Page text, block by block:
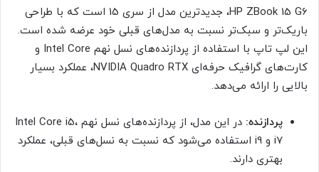
HP ZBook 15 G6، جدیدترین مدل از سری 15 است که با طراحی
باریک‌تر و سبک‌تر نسبت به مدل‌های قبلی خود عرضه شده است.
این لپ تاپ با استفاده از پردازنده‌های نسل نهم Intel Core و
کارت‌های گرافیک حرفه‌ای NVIDIA Quadro RTX، عملکرد بسیار
بالایی را ارائه می‌دهد.
پردازنده:
در این مدل، از پردازنده‌های نسل نهم Intel Core i5،
i7 و i9 استفاده می‌شود که نسبت به نسل‌های قبلی، عملکرد
بهتری دارند.